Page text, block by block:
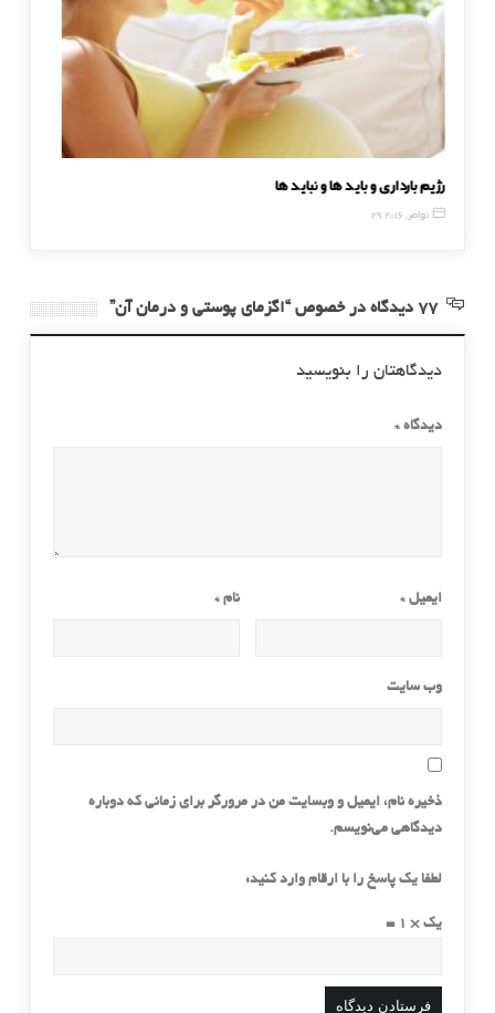
رژیم بارداری و باید ها و نباید ها
29 نوامبر, 2016
77 دیدگاه در خصوص “اگزمای پوستی و درمان آن”
دیدگاهتان را بنویسید
دیدگاه *
نام* ایمیل *
وب‌ سایت
ذخیره نام، ایمیل و وبسایت من در مرورگر برای زمانی که دوباره
دیدگاهی می‌نویسم.
لطفا یک پاسخ را با ارقام وارد کنید:
یک × 1 =